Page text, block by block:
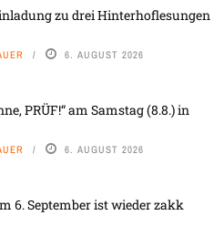
zu drei Hinterhoflesungen
6. AUGUST 2026
PRÜF!“ am Samstag (8.8.) in
6. AUGUST 2026
6. September ist wieder zakk